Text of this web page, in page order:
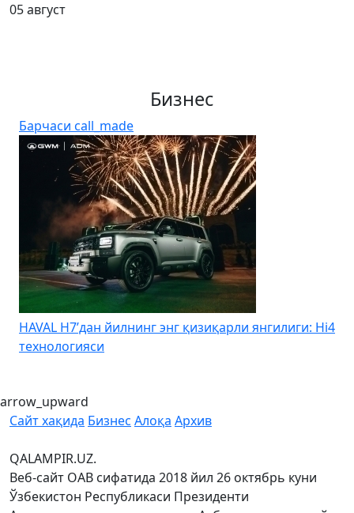
05 август
Бизнес
Барчаси call_made
HAVAL H7’дан йилнинг энг қизиқарли янгилиги: Hi4
технологияси
arrow_upward
Сайт хақида Бизнес Алоқа Архив
QALAMPIR.UZ.
Веб-сайт ОАВ сифатида 2018 йил 26 октябрь куни
Ўзбекистон Республикаси Президенти